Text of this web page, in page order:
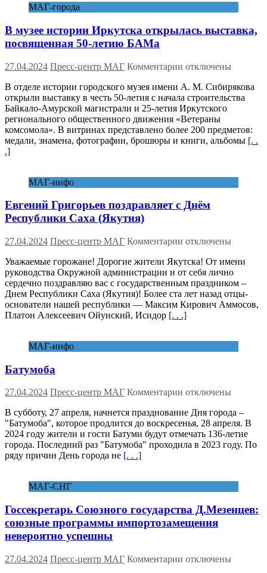
МАГ-города
В музее истории Иркутска открылась выставка,
посвященная 50-летию БАМа
27.04.2024 Пресс-центр МАГ Комментарии к
В
музее
истории
Иркутска
открылась
выставка,
отключены
В отделе истории городского музея имени А. М. Сибирякова
открыли выставку в честь 50-летия с начала строительства
Байкало-Амурской магистрали и 25-летия Иркутского
регионального общественного движения «Ветераны
комсомола». В витринах представлено более 200 предметов:
медали, знамена, фотографии, брошюры и книги, альбомы [. .
.]
МАГ-инфо
Евгений Григорьев поздравляет с Днём
Республики Саха (Якутия)
27.04.2024 Пресс-центр МАГ Комментарии к
Евгений
Григорьев
поздравляет
с
Днём
Республики
отключены
Уважаемые горожане! Дорогие жители Якутска! От имени
руководства Окружной администрации и от себя лично
сердечно поздравляю вас с государственным праздником –
Днем Республики Саха (Якутия)! Более ста лет назад отцы-
основатели нашей республики — Максим Кирович Аммосов,
Платон Алексеевич Ойунский, Исидор [. . .]
МАГ-инфо
Батумоба
27.04.2024 Пресс-центр МАГ Комментарии к
Батумоба
отключены
В субботу, 27 апреля, начнется празднование Дня города –
"Батумоба", которое продлится до воскресенья, 28 апреля. В
2024 году жители и гости Батуми будут отмечать 136-летие
города. Последний раз "Батумоба" проходила в 2023 году. По
ряду причин День города не [. . .]
МАГ-СНГ
Госсекретарь Союзного государства Д.Мезенцев:
союзные программы импортозамещения
невероятно успешны
27.04.2024 Пресс-центр МАГ Комментарии котключены